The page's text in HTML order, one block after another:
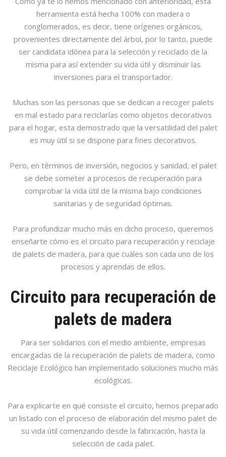
herramienta está hecha 100% con madera o
conglomerados, es decir, tiene orígenes orgánicos,
provenientes directamente del árbol, por lo tanto, puede
ser candidata idónea para la selección y reciclado de la
misma para así extender su vida útil y disminuir las
inversiones para el transportador.
Muchas son las personas que se dedican a recoger palets
en mal estado para reciclarlas como objetos decorativos
para el hogar, esta demostrado que la versatilidad del palet
es muy útil si se dispone para fines decorativos.
Pero, en términos de inversión, negocios y sanidad, el palet
se debe someter a procesos de recuperación para
comprobar la vida útil de la misma bajo condiciones
sanitarias y de seguridad óptimas.
Para profundizar mucho más en dicho proceso, queremos
enseñarte cómo es el circuito para recuperación y reciclaje
de palets de madera, para que cuáles son cada uno de los
procesos y aprendas de ellos.
Circuito para recuperación de
palets de madera
Para ser solidarios con el medio ambiente, empresas
encargadas de la recuperación de palets de madera, como
Reciclaje Ecológico han implementado soluciones mucho más
ecológicas.
Para explicarte en qué consiste el circuito, hemos preparado
un listado con el proceso de elaboración del mismo palet de
su vida útil comenzando desde la fabricación, hasta la
selección de cada palet.